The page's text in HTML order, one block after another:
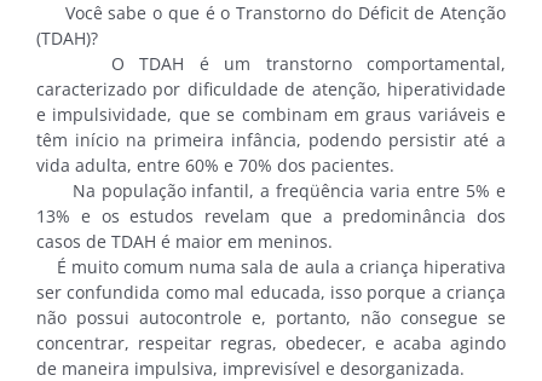
Você sabe o que é o Transtorno do Déficit de Atenção
(TDAH)?
O TDAH é um transtorno comportamental,
caracterizado por dificuldade de atenção, hiperatividade
e impulsividade, que se combinam em graus variáveis e
têm início na primeira infância, podendo persistir até a
vida adulta, entre 60% e 70% dos pacientes.
Na população infantil, a freqüência varia entre 5% e
13% e os estudos revelam que a predominância dos
casos de TDAH é maior em meninos.
É muito comum numa sala de aula a criança hiperativa
ser confundida como mal educada, isso porque a criança
não possui autocontrole e, portanto, não consegue se
concentrar, respeitar regras, obedecer, e acaba agindo
de maneira impulsiva, imprevisível e desorganizada.